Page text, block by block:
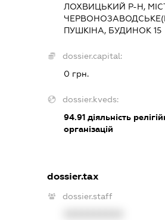
ЛОХВИЦЬКИЙ Р-Н,
ПУШКІНА, БУДИНОК 15
dossier.capital:
0 грн.
dossier.kveds:
94.91діяльність
організацій
dossier.tax
dossier.staff